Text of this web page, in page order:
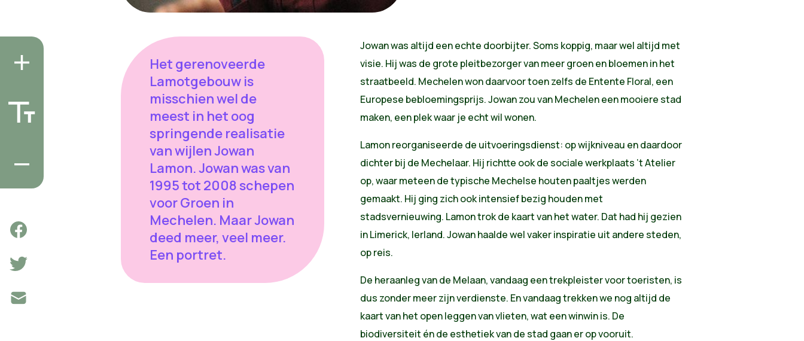
Het gerenoveerde
Lamotgebouw is
misschien wel de
meest in het oog
springende realisatie
van wijlen Jowan
Lamon. Jowan was van
1995 tot 2008 schepen
voor Groen in
Mechelen. Maar Jowan
deed meer, veel meer.
Een portret.
Jowan was altijd een echte doorbijter. Soms koppig, maar wel altijd met
visie. Hij was de grote pleitbezorger van meer groen en bloemen in het
straatbeeld. Mechelen won daarvoor toen zelfs de Entente Floral, een
Europese bebloemingsprijs. Jowan zou van Mechelen een mooiere stad
maken, een plek waar je echt wil wonen.
Lamon reorganiseerde de uitvoeringsdienst: op wijkniveau en daardoor
dichter bij de Mechelaar. Hij richtte ook de sociale werkplaats ‘t Atelier
op, waar meteen de typische Mechelse houten paaltjes werden
gemaakt. Hij ging zich ook intensief bezig houden met
stadsvernieuwing. Lamon trok de kaart van het water. Dat had hij gezien
in Limerick, Ierland. Jowan haalde wel vaker inspiratie uit andere steden,
op reis.
De heraanleg van de Melaan, vandaag een trekpleister voor toeristen, is
dus zonder meer zijn verdienste. En vandaag trekken we nog altijd de
kaart van het open leggen van vlieten, wat een winwin is. De
biodiversiteit én de esthetiek van de stad gaan er op vooruit.